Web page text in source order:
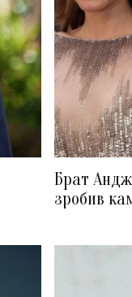
Брат
зробив